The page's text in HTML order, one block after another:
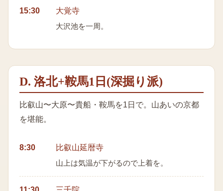
15:30 大覚寺
大沢池を一周。
D. 洛北+鞍馬1日(深掘り派)
比叡山〜大原〜貴船・鞍馬を1日で。山あいの京都
を堪能。
8:30 比叡山延暦寺
山上は気温が下がるので上着を。